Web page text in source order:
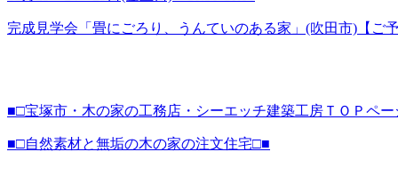
完成見学会「畳にごろり、うんていのある家」(吹田市)【ご予
■□宝塚市・木の家の工務店・シーエッチ建築工房ＴＯＰペ
■□自然素材と無垢の木の家の注文住宅□■